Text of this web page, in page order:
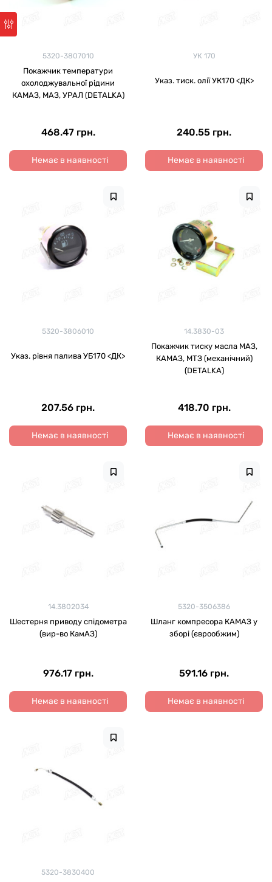
5320-3807010
Покажчик температури
охолоджувальної рідини
КАМАЗ, МАЗ, УРАЛ (DETALKA)
468.47 грн.
Немає в наявності
УК 170
Указ. тиск. олії УК170 <ДК>
240.55 грн.
Немає в наявності
5320-3806010
Указ. рівня палива УБ170 <ДК>
207.56 грн.
Немає в наявності
14.3830-03
Покажчик тиску масла МАЗ,
КАМАЗ, МТЗ (механічний)
(DETALKA)
418.70 грн.
Немає в наявності
14.3802034
Шестерня приводу спідометра
(вир-во КамАЗ)
976.17 грн.
Немає в наявності
5320-3506386
Шланг компресора КАМАЗ у
зборі (єврообжим)
591.16 грн.
Немає в наявності
5320-3830400